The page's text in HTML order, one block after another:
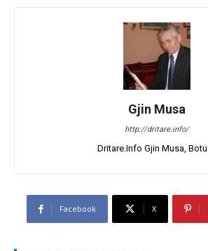
Gjin Musa
http://dritare.info/
Dritare.Info Gjin Musa,
Facebook X